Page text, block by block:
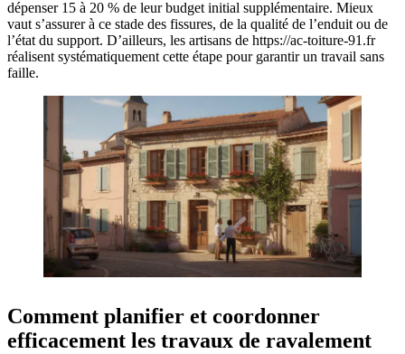
dépenser 15 à 20 % de leur budget initial supplémentaire. Mieux
vaut s’assurer à ce stade des fissures, de la qualité de l’enduit ou de
l’état du support. D’ailleurs, les artisans de https://ac-toiture-91.fr
réalisent systématiquement cette étape pour garantir un travail sans
faille.
Comment planifier et coordonner
efficacement les travaux de ravalement